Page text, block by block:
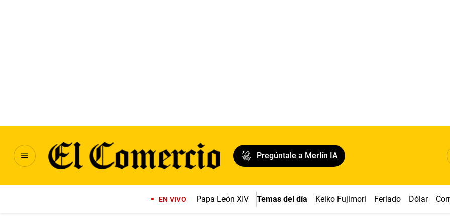
Pregúntale a Merlín IA
EN VIVO Papa León XIV Temas del día Keiko Fujimori Feriado Dólar